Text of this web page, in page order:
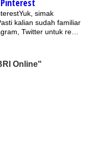
simak
kalian sudah familiar
Twitter untuk re…
Online"